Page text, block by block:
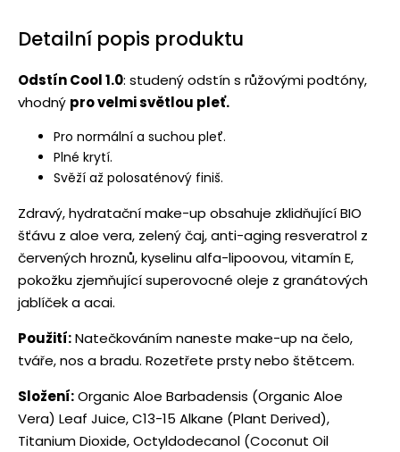
Detailní popis produktu
Odstín Cool 1.0: studený odstín s růžovými podtóny,
vhodný pro velmi světlou pleť.
Pro normální a suchou pleť.
Plné krytí.
Svěží až polosaténový finiš.
Zdravý, hydratační make-up obsahuje zklidňující BIO
šťávu z aloe vera, zelený čaj, anti-aging resveratrol z
červených hroznů, kyselinu alfa-lipoovou, vitamín E,
pokožku zjemňující superovocné oleje z granátových
jablíček a acai.
Použití:Natečkováním naneste make-up na čelo,
tváře, nos a bradu. Rozetřete prsty nebo štětcem.
Složení:Organic Aloe Barbadensis (Organic Aloe
Vera) Leaf Juice, C13-15 Alkane (Plant Derived),
Titanium Dioxide, Octyldodecanol (Coconut Oil